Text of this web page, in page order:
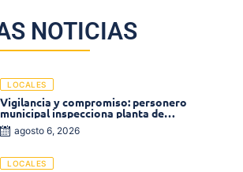
NOTICIAS
LOCALES
Vigilancia y compromiso: personero
municipal inspecciona planta de
tratamiento de agua
agosto 6, 2026
LOCALES